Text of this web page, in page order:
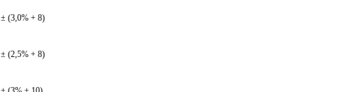
± (3,0% + 8)
± (2,5% + 8)